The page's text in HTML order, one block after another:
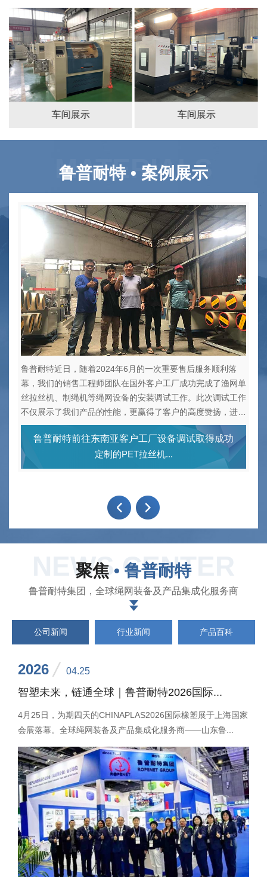
车间展示 车间展示
MATERIALS
鲁普耐特• 案例展示
鲁普耐特近日，随着2024年6月的一次重要售后服务顺利落
幕，我们的销售工程师团队在国外客户工厂成功完成了渔网单
丝拉丝机、制绳机等绳网设备的安装调试工作。此次调试工作
不仅展示了我们产品的性能，更赢得了客户的高度赞扬，进一
步增强了客户对我们品牌的信任与支持
鲁普耐特前往东南亚客户工厂设备调试取得成功
定制的PET拉丝机...
NEWS CENTER
聚焦 • 鲁普耐特
鲁普耐特集团，全球绳网装备及产品集成化服务商
公司新闻 行业新闻 产品百科
2026 04.25
智塑未来，链通全球｜鲁普耐特2026国际...
4月25日，为期四天的CHINAPLAS2026国际橡塑展于上海国家
会展落幕。全球绳网装备及产品集成化服务商——山东鲁...